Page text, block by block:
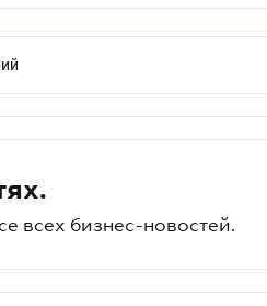
всех бизнес-новостей.